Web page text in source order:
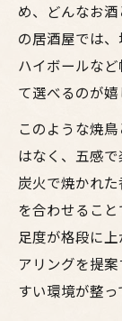
梅田
大阪
お酒
鶏料理
梅田
大阪
お酒
方
め、どんなお
の居酒屋では
ハイボールな
て選べるのが嬉
このような焼
はなく、五感で
炭火で焼かれ
を合わせるこ
足度が格段に
アリングを提
すい環境が整っ